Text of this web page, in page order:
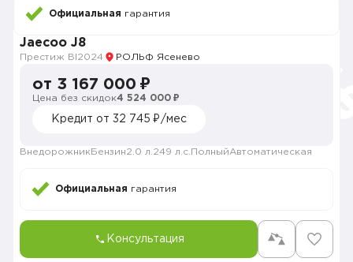
Официальная гарантия
Jaecoo J8
Престиж BI 2024 РОЛЬФ Ясенево
от 3 167 000 ₽
Цена без скидок4 524 000 ₽
Кредит от 32 745 ₽/мес
Внедорожник Бензин2.0 л. 249 л.с. ПолныйАвтоматическая
Официальная гарантия
Консультация